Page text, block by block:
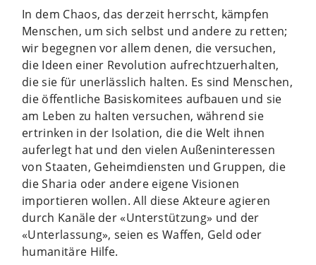
In dem Chaos, das derzeit herrscht, kämpfen
Menschen, um sich selbst und andere zu retten;
wir begegnen vor allem denen, die versuchen,
die Ideen einer Revolution aufrechtzuerhalten,
die sie für unerlässlich halten. Es sind Menschen,
die öffentliche Basiskomitees aufbauen und sie
am Leben zu halten versuchen, während sie
ertrinken in der Isolation, die die Welt ihnen
auferlegt hat und den vielen Außeninteressen
von Staaten, Geheimdiensten und Gruppen, die
die Sharia oder andere eigene Visionen
importieren wollen. All diese Akteure agieren
durch Kanäle der «Unterstützung» und der
«Unterlassung», seien es Waffen, Geld oder
humanitäre Hilfe.